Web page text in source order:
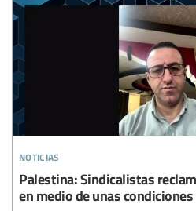
noticias
Palestina: Sindicalistas
en medio de unas